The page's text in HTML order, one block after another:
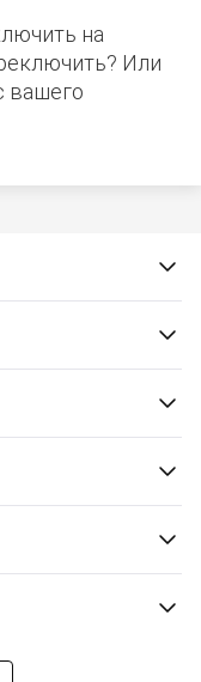
на
Или
вашего